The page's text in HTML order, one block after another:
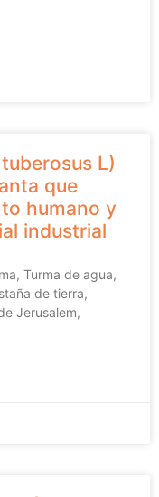
L)
que
humano y
industrial
Turma de agua,
de tierra,
Jerusalem,